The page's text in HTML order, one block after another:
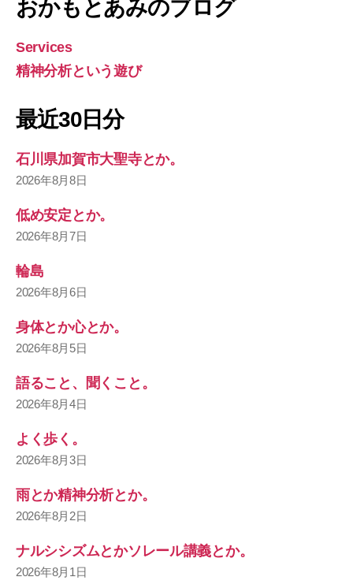
おかもとあみのブログ
Services
精神分析という遊び
最近30日分
石川県加賀市大聖寺とか。
2026年8月8日
低め安定とか。
2026年8月7日
輪島
2026年8月6日
身体とか心とか。
2026年8月5日
語ること、聞くこと。
2026年8月4日
よく歩く。
2026年8月3日
雨とか精神分析とか。
2026年8月2日
ナルシシズムとかソレール講義とか。
2026年8月1日